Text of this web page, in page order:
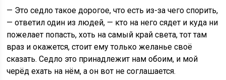
— Это седло такое дорогое, что есть из-за чего спорить,
— ответил один из людей, — кто на него сядет и куда ни
пожелает попасть, хоть на самый край света, тот там
враз и окажется, стоит ему только желанье своё
сказать. Седло это принадлежит нам обоим, и мой
черёд ехать на нём, а он вот не соглашается.